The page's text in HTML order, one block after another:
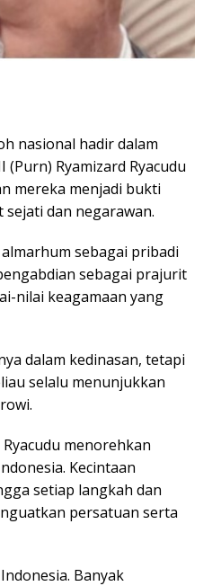
nasional hadir dalam
Ryamizard Ryacudu
mereka menjadi bukti
dan negarawan.
sebagai pribadi
sebagai prajurit
nilai keagamaan yang
dalam kedinasan, tetapi
selalu menunjukkan
menorehkan
Kecintaan
setiap langkah dan
persatuan serta
Banyak